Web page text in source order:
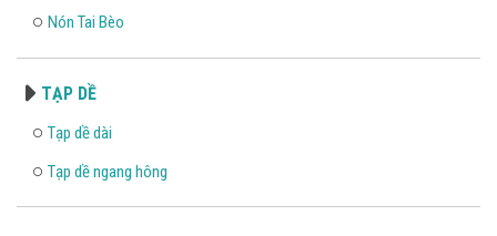
Nón Tai Bèo
TẠP DỀ
Tạp dề dài
Tạp dề ngang hông